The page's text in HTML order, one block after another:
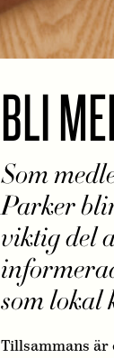
BLI
Som
Parker
viktig del
som lokal
Tillsammans